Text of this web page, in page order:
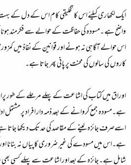
ایک لکھاری کیلئے اس کا تخلیقی کام اس کے دل کے
واضح ہے ۔مسودہ کی حفاظت کے حوالے سے فکرمند
اس حوالے آگاہی نہ ہونے اور قوانین کے نفاذ میں
کاروں کی سالوں کی محنت پر پانی پھر جاتا ہے۔
اوراق میں کتاب کی اشاعت کے پہلے مرحلے کے طور
ہے۔مسودہ جمع کروانے کے بعد ذمہ دار افراد پر مشتمل
اسےصرف جائزہ لینے کے مقاصد کی حد تک دیکھا جاتا
ہے۔اس میں مسودے کی غیر ضروری کاپیاں نہ بنانا اور
شامل ہے۔جائزہ کے بعداور اشاعت سے پہلے کسی